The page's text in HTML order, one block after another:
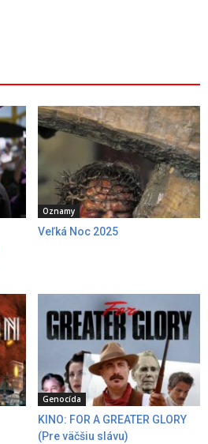
Oznamy
Veľká Noc 2025
Genocída
KINO: FOR A GREATER GLORY
(Pre väčšiu slávu)